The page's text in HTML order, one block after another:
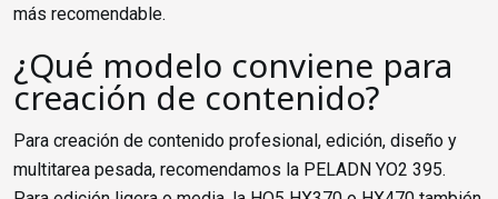
más recomendable.
¿Qué modelo conviene para
creación de contenido?
Para creación de contenido profesional, edición, diseño y
multitarea pesada, recomendamos la PELADN YO2 395.